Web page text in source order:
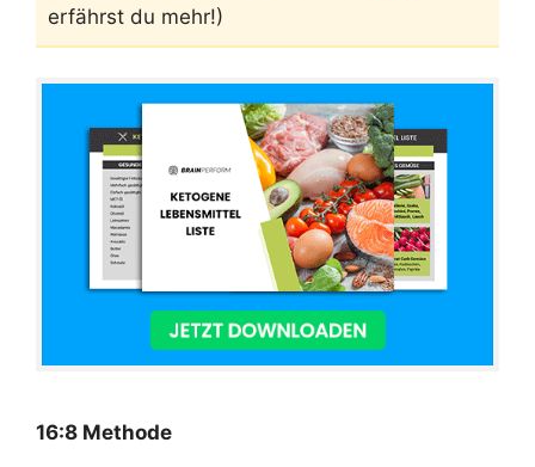
erfährst du mehr!)
16:8 Methode